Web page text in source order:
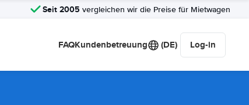
Seit 2005 vergleichen wir die Preise für Mietwagen
FAQKundenbetreuung (DE) Log-in